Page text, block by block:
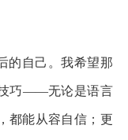
自己。我希望那
巧——无论是语言
都能从容自信；更